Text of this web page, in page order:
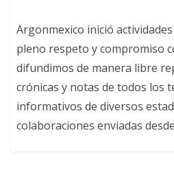
Argonmexico inició
pleno respeto y compromiso
difundimos de manera libre
crónicas y notas de todos los
informativos de diversos
colaboraciones enviadas